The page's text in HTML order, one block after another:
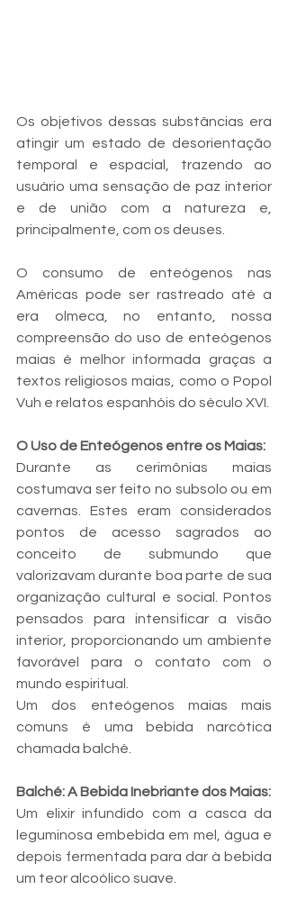
Os objetivos dessas substâncias era
atingir um estado de desorientação
temporal e espacial, trazendo ao
usuário uma sensação de paz interior
e de união com a natureza e,
principalmente, com os deuses.
O consumo de enteógenos nas
Américas pode ser rastreado até a
era olmeca, no entanto, nossa
compreensão do uso de enteógenos
maias é melhor informada graças a
textos religiosos maias, como o Popol
Vuh e relatos espanhóis do século XVI.
O Uso de Enteógenos entre os Maias:
Durante as cerimônias maias
costumava ser feito no subsolo ou em
cavernas. Estes eram considerados
pontos de acesso sagrados ao
conceito de submundo que
valorizavam durante boa parte de sua
organização cultural e social. Pontos
pensados ​​para intensificar a visão
interior, proporcionando um ambiente
favorável para o contato com o
mundo espiritual.
Um dos enteógenos maias mais
comuns é uma bebida narcótica
chamada balché.
Balché: A Bebida Inebriante dos Maias:
Um elixir infundido com a casca da
leguminosa embebida em mel, água e
depois fermentada para dar à bebida
um teor alcoólico suave.